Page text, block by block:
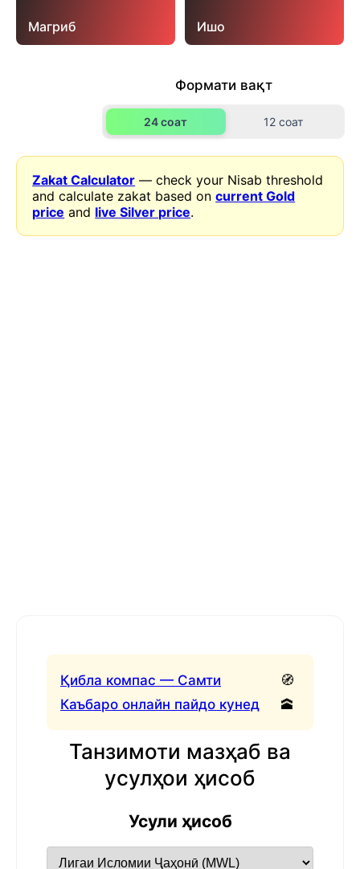
Магриб Ишо
Формати вақт
24 соат 12 соат
Zakat Calculator — check your Nisab threshold
and calculate zakat based oncurrent Gold
price and live Silver price.
Қибла компас — Самти
Каъбаро онлайн пайдо кунед
🧭
🕋
Танзимоти мазҳаб ва
усулҳои ҳисоб
Усули ҳисоб